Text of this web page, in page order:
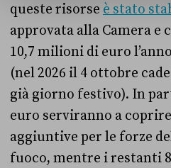
queste risorse è stato
approvata alla Camera e
10,7 milioni di euro
(nel 2026 il 4 ottobre
già giorno festivo). In
euro serviranno a
aggiuntive per le forze
fuoco, mentre i restanti